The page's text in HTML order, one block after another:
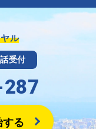
ル
受付
する